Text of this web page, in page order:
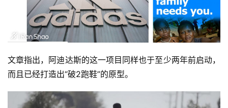
文章指出，阿迪达斯的这一项目同样也于至少两年前启动，
而且已经打造出“破2跑鞋”的原型。